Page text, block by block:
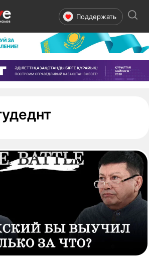
Поддержать
- страница 1